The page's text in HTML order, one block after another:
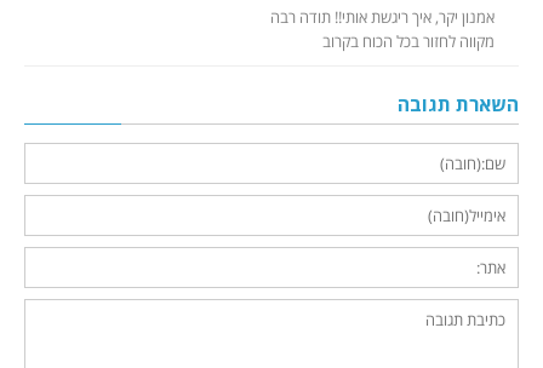
אמנון יקר, איך ריגשת אותי!! תודה רבה
מקווה לחזור בכל הכוח בקרוב
השארת תגובה